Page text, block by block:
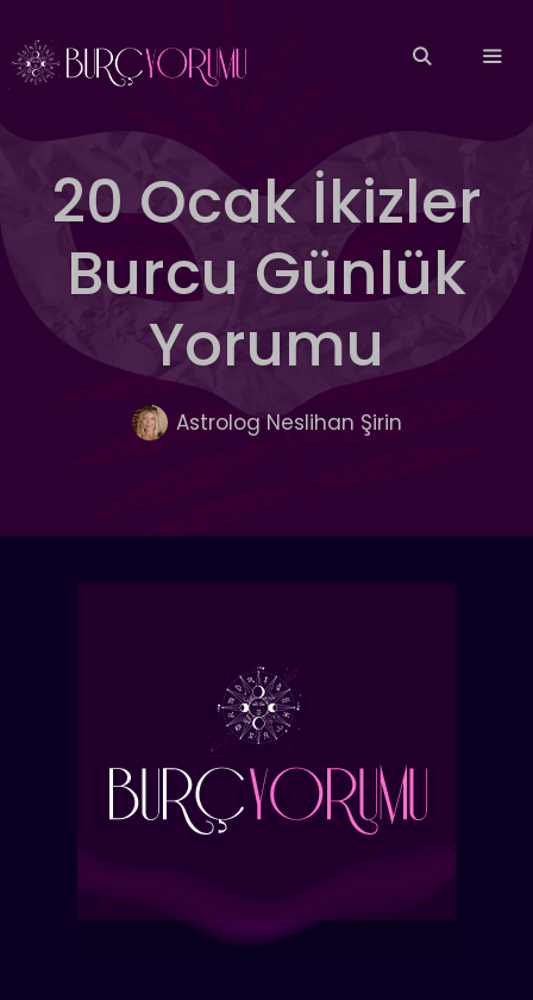
atla
20 Ocak İkizler
Burcu Günlük
Yorumu
Astrolog Neslihan Şirin